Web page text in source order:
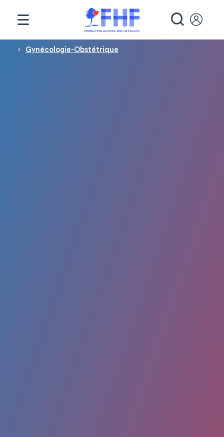
Fil d'Ariane
Gynécologie-Obstétrique
Panneau de gestion des cookies